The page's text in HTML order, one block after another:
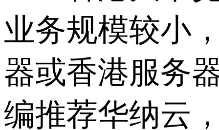
业务规模较小
器或香港服务
编推荐华纳云